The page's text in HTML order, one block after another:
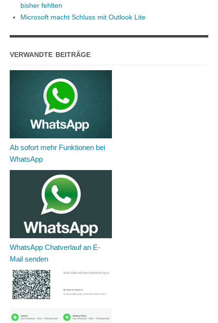
bisher fehlten
Microsoft macht Schluss mit Outlook Lite
VERWANDTE BEITRÄGE
Ab sofort mehr Funktionen bei
WhatsApp
WhatsApp Chatverlauf an E-
Mail senden